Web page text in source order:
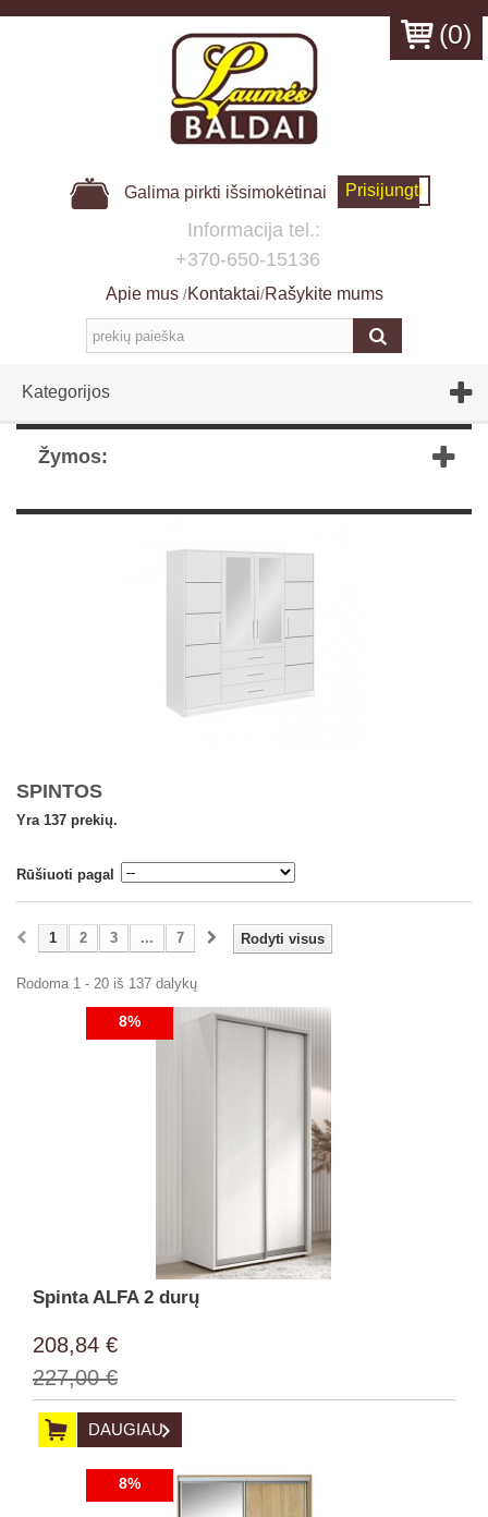
Galima pirkti išsimokėtinai Prisijungti
Informacija tel.:
+370-650-15136
Apie mus /Kontaktai/Rašykite mums
Kategorijos
(0)
Žymos:
SPINTOS
Yra 137 prekių.
Rūšiuoti pagal
Rodyti visus
1 2 3 ... 7
Rodoma 1 - 20 iš 137 dalykų
8%
Spinta ALFA 2 durų
208,84 €
227,00 €
DAUGIAU
8%